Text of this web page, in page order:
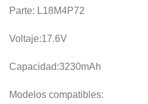
Parte: L18M4P72
Voltaje:17.6V
Capacidad:3230mAh
Modelos compatibles: